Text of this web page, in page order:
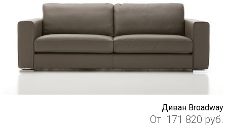
Диван Broadway
От 171 820 руб.